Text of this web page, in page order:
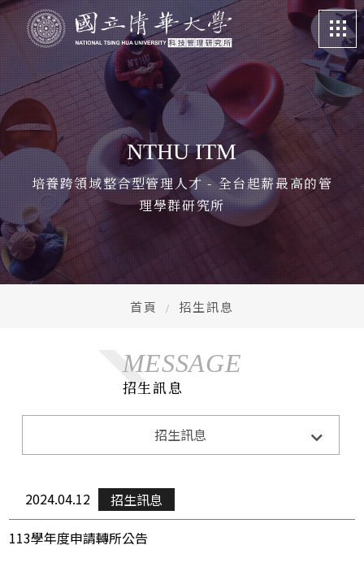
關於我們 About
課程特色 Program
招生訊息 Admission
系所成員 Faculty
學生專區 Student life
NTHU ITM
培養跨領域整合型管理人才 - 全台起薪最高的管
理學群研究所
首頁 招生訊息
MESSAGE
招生訊息
招生訊息
Announcements
演講與活動Lecture&Activity
榮譽獲獎
2024.04.12
招生訊息
113學年度申請轉所公告